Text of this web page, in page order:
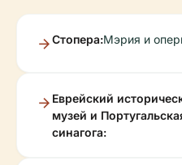
Стопера:Мэрия и
Еврейский
музей и
синагога: